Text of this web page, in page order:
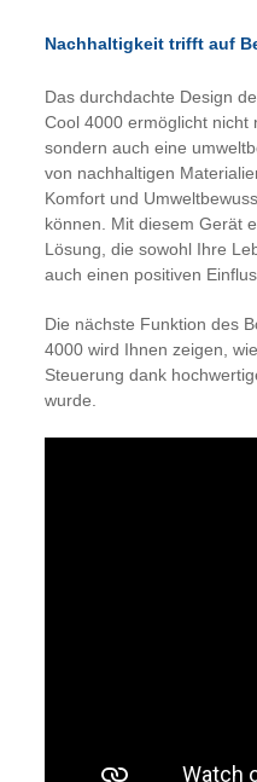
Nachhaltigkeit trifft auf
Das durchdachte Design
Cool 4000 ermöglicht nicht
sondern auch eine
von nachhaltigen
Komfort und
können. Mit diesem Gerät
Lösung, die sowohl Ihre
auch einen positiven
Die nächste Funktion des
4000 wird Ihnen zeigen,
Steuerung dank
wurde.